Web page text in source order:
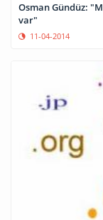
Osman Gündüz:
var"
11-04-2014